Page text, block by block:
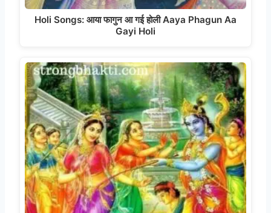
Holi Songs: आया फागुन आ गई होली Aaya Phagun Aa
Gayi Holi